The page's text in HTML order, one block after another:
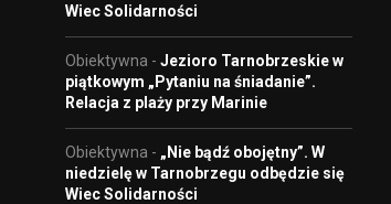
Wiec Solidarności
Obiektywna - Jezioro Tarnobrzeskie w
piątkowym „Pytaniu na śniadanie”.
Relacja z plaży przy Marinie
Obiektywna - „Nie bądź obojętny”. W
niedzielę w Tarnobrzegu odbędzie się
Wiec Solidarności